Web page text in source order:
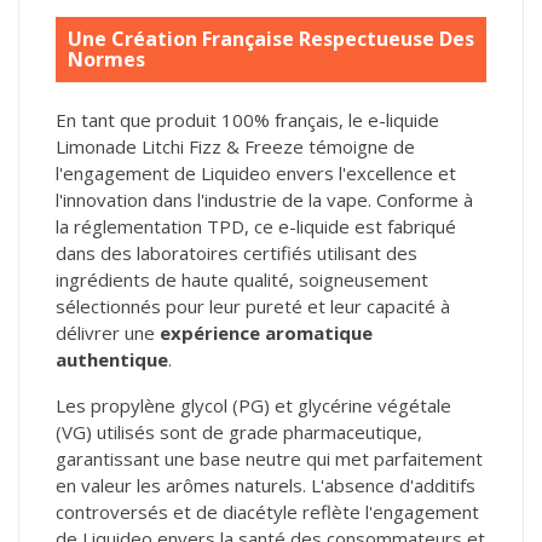
Une Création Française Respectueuse Des
Normes
En tant que produit 100% français, le e-liquide
Limonade Litchi Fizz & Freeze témoigne de
l'engagement de Liquideo envers l'excellence et
l'innovation dans l'industrie de la vape. Conforme à
la réglementation TPD, ce e-liquide est fabriqué
dans des laboratoires certifiés utilisant des
ingrédients de haute qualité, soigneusement
sélectionnés pour leur pureté et leur capacité à
délivrer une expérience aromatique
authentique.
Les propylène glycol (PG) et glycérine végétale
(VG) utilisés sont de grade pharmaceutique,
garantissant une base neutre qui met parfaitement
en valeur les arômes naturels. L'absence d'additifs
controversés et de diacétyle reflète l'engagement